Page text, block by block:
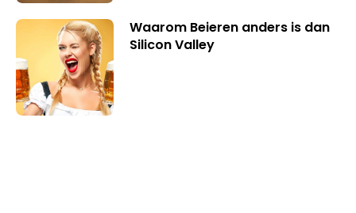
Waarom Beieren anders is dan
Silicon Valley